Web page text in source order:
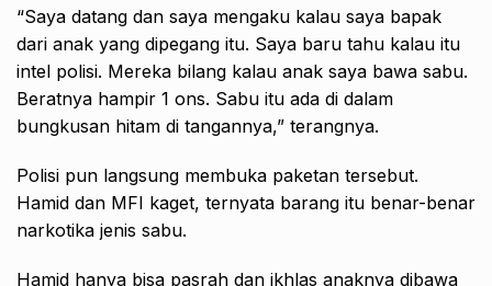
“Saya datang dan saya mengaku kalau saya bapak
dari anak yang dipegang itu. Saya baru tahu kalau itu
intel polisi. Mereka bilang kalau anak saya bawa sabu.
Beratnya hampir 1 ons. Sabu itu ada di dalam
bungkusan hitam di tangannya,” terangnya.
Polisi pun langsung membuka paketan tersebut.
Hamid dan MFI kaget, ternyata barang itu benar-benar
narkotika jenis sabu.
Hamid hanya bisa pasrah dan ikhlas anaknya dibawa